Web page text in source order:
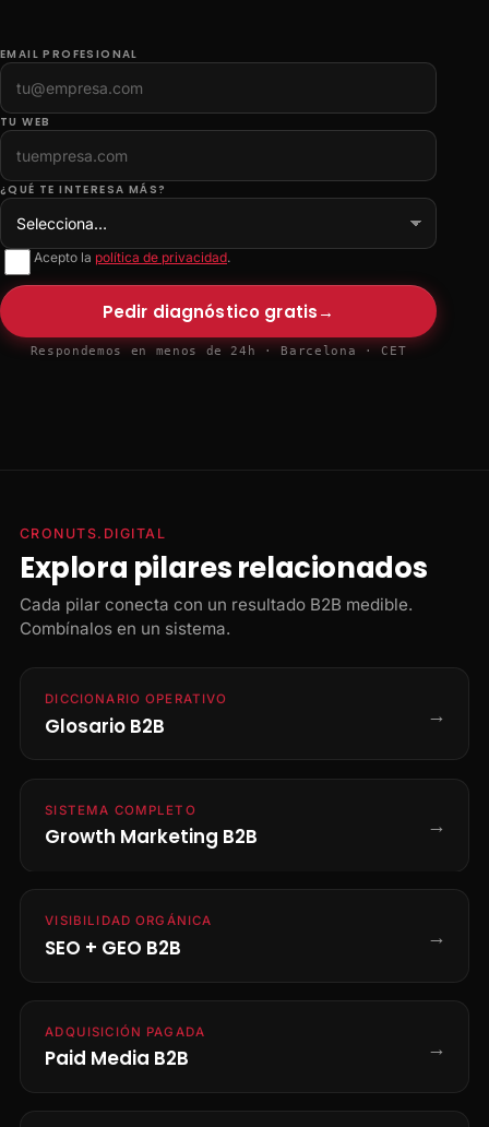
EMAIL PROFESIONAL
TU WEB
¿QUÉ TE INTERESA MÁS?
Acepto la política de privacidad.
Pedir diagnóstico gratis→
Respondemos en menos de 24h · Barcelona · CET
CRONUTS.DIGITAL
Explora pilares relacionados
Cada pilar conecta con un resultado B2B medible.
Combínalos en un sistema.
DICCIONARIO OPERATIVO
Glosario B2B →
SISTEMA COMPLETO
Growth Marketing B2B →
VISIBILIDAD ORGÁNICA
SEO + GEO B2B →
ADQUISICIÓN PAGADA
Paid Media B2B →